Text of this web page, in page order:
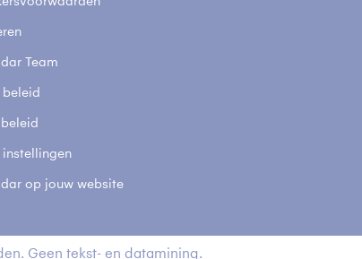
Team
beleid
instellingen
op jouw website
Geen tekst- en datamining.